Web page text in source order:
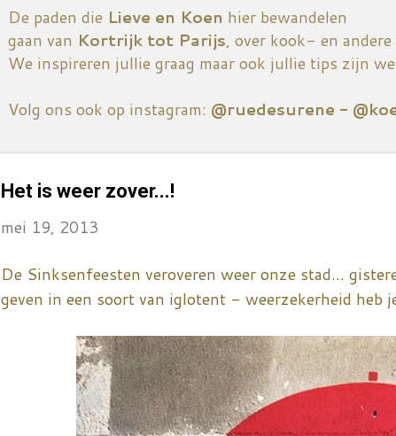
De paden die Lieve en Koen hier bewandelen
gaan van Kortrijk tot Parijs, over kook- en
We inspireren jullie graag maar ook jullie tips zijn
Volg ons ook op instagram: @ruedesurene -
Het is weer zover...!
mei 19, 2013
De Sinksenfeesten veroveren weer onze stad...
geven in een soort van iglotent - weerzekerheid